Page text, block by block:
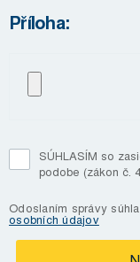
Příloha:
SÚHLASÍM so
podobe (zákon č.
Odoslaním správy
osobních údajov